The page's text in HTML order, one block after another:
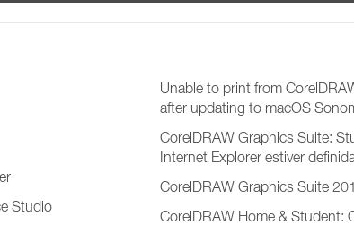
Studio
Unable to print from
after updating to macOS
CorelDRAW Graphics Suite:
Internet Explorer estiver
CorelDRAW Graphics Suite
CorelDRAW Home & Student: